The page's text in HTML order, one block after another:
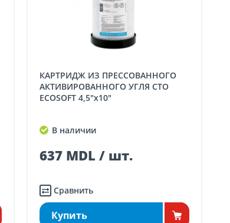
КАРТРИДЖ ИЗ ПРЕССОВАННОГО
АКТИВИРОВАННОГО УГЛЯ CTO
ECOSOFT 4,5"x10"
В наличии
637 MDL / шт.
Сравнить
Купить